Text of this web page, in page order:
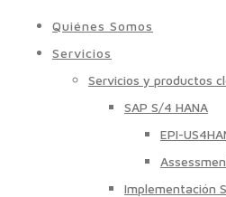
Quiénes Somos
Servicios
Servicios y productos
SAP S/4 HANA
EPI-
Implementación